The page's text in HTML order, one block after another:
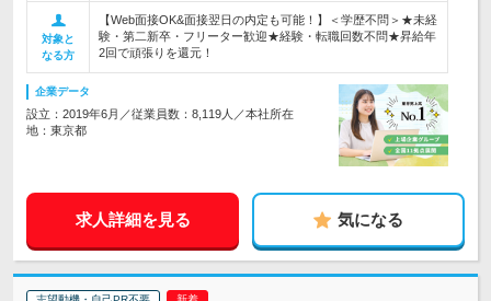
対象と
なる方
【Web面接OK&面接翌日の内定も可能！】＜学歴不問＞★未経
験・第二新卒・フリーター歓迎★経験・転職回数不問★昇給年
2回で頑張りを還元！
企業データ
設立：2019年6月／従業員数：8,119人／本社所在
地：東京都
求人詳細を見る 気になる